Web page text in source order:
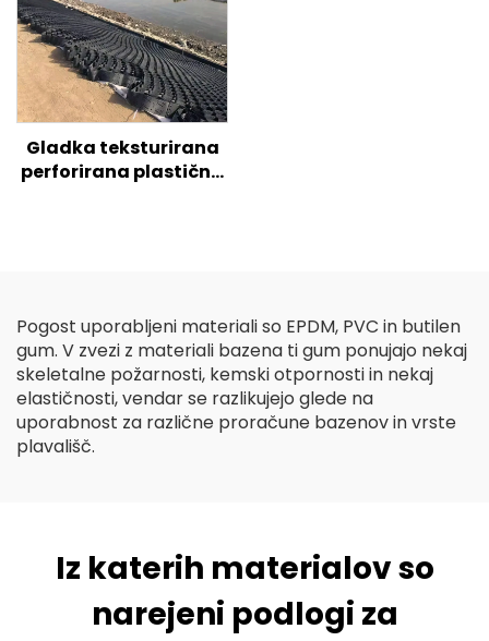
Gladka teksturirana
perforirana plastična
Pogost uporabljeni materiali so EPDM, PVC in butilen
gum. V zvezi z materiali bazena ti gum ponujajo nekaj
skeletalne požarnosti, kemski otpornosti in nekaj
elastičnosti, vendar se razlikujejo glede na
uporabnost za različne proračune bazenov in vrste
plavališč.
Iz katerih materialov so
narejeni podlogi za